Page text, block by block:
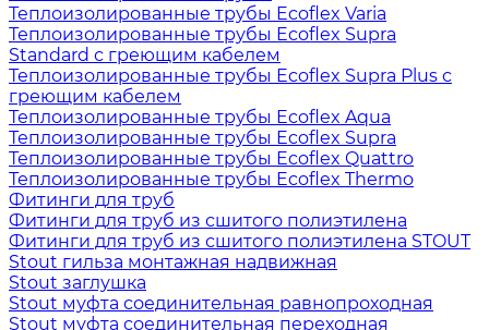
Теплоизолированные трубы Ecoflex Varia
Теплоизолированные трубы Ecoflex Supra
Standard с греющим кабелем
Теплоизолированные трубы Ecoflex Supra Plus с
греющим кабелем
Теплоизолированные трубы Ecoflex Aqua
Теплоизолированные трубы Ecoflex Supra
Теплоизолированные трубы Ecoflex Quattro
Теплоизолированные трубы Ecoflex Thermo
Фитинги для труб
Фитинги для труб из сшитого полиэтилена
Фитинги для труб из сшитого полиэтилена STOUT
Stout гильза монтажная надвижная
Stout заглушка
Stout муфта соединительная равнопроходная
Stout муфта соединительная переходная